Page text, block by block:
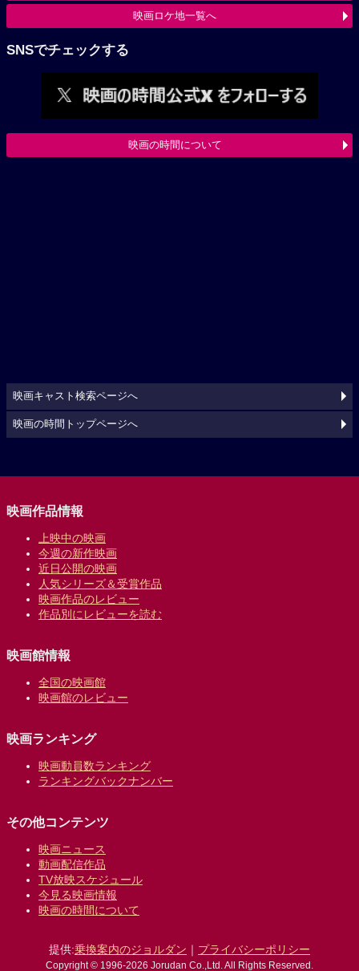
映画ロケ地一覧へ
SNSでチェックする
映画の時間について
映画キャスト検索ページへ
映画の時間トップページへ
映画作品情報
上映中の映画
今週の新作映画
近日公開の映画
人気シリーズ＆受賞作品
映画作品のレビュー
作品別にレビューを読む
映画館情報
全国の映画館
映画館のレビュー
映画ランキング
映画動員数ランキング
ランキングバックナンバー
その他コンテンツ
映画ニュース
動画配信作品
TV放映スケジュール
今見る映画情報
映画の時間について
提供:乗換案内のジョルダン ｜ プライバシーポリシー
Copyright © 1996-2026 Jorudan Co.,Ltd. All Rights Reserved.